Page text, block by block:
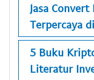
Jasa
Terpercaya
5 Buku
Literatur